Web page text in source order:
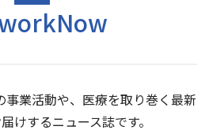
事業活動や、医療を取り巻く最新
けするニュース誌です。